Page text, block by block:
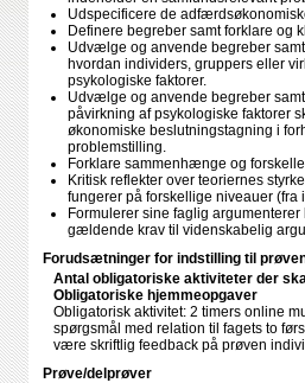
Udspecificere de
Definere begreber samt forklare og
Udvælge og anvende begreber
hvordan individers, gruppers eller
psykologiske faktorer.
Udvælge og anvende begreber
påvirkning af psykologiske faktorer
økonomiske beslutningstagning i
problemstilling.
Forklare sammenhænge og
Kritisk reflekter over teoriernes
fungerer på forskellige niveauer (fra
Formulerer sine faglig
gældende krav til videnskabelig
Forudsætninger for indstilling til
Antal obligatoriske aktiviteter der
Obligatoriske hjemmeopgaver
Obligatorisk aktivitet: 2 timers online
spørgsmål med relation til fagets to
være skriftlig feedback på prøven
Prøve/delprøver